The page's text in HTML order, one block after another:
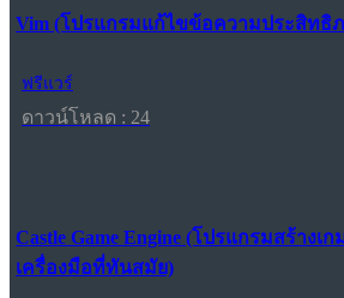
Vim (โปรแกรมแก้ไขข้อความประสิทธิ
ฟรีแวร์
ดาวน์โหลด : 24
Castle Game Engine (โปรแกรมสร้างเ
เครื่องมือที่ทันสมัย)